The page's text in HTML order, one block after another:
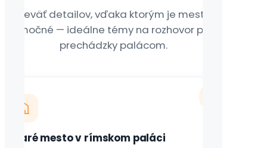
Deväť detailov, vďaka ktorým je mesto
— ideálne témy na rozhovor počas
prechádzky palácom.
Staré mesto v rímskom paláci